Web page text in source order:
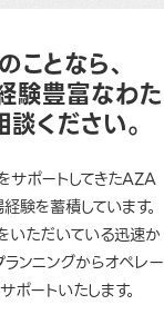
となら、
験豊富なわた
ください。
サポートしてきたAZA
験を蓄積しています。
いただいている迅速か
ンニングからオペレー
ポートいたします。